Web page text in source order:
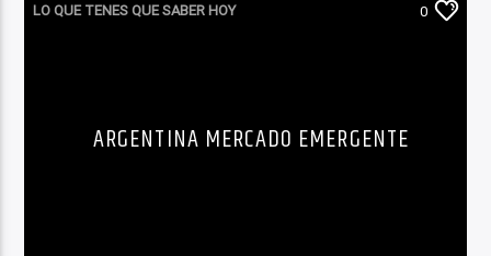
LO QUE TENES QUE SABER HOY 0
ARGENTINA MERCADO EMERGENTE